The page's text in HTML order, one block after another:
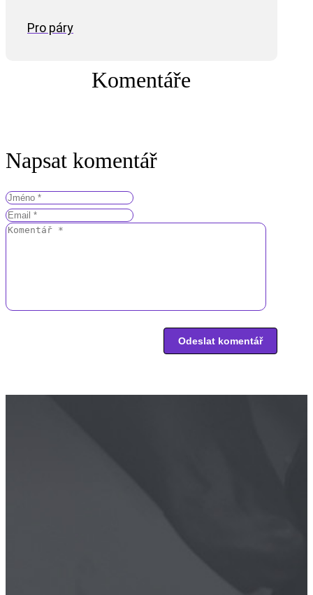
Pro páry
Komentáře
Napsat komentář